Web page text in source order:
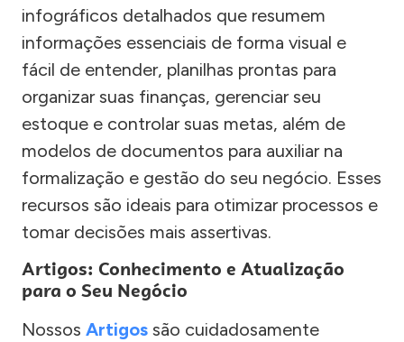
infográficos detalhados que resumem
informações essenciais de forma visual e
fácil de entender, planilhas prontas para
organizar suas finanças, gerenciar seu
estoque e controlar suas metas, além de
modelos de documentos para auxiliar na
formalização e gestão do seu negócio. Esses
recursos são ideais para otimizar processos e
tomar decisões mais assertivas.
Artigos: Conhecimento e Atualização
para o Seu Negócio
Nossos Artigos são cuidadosamente